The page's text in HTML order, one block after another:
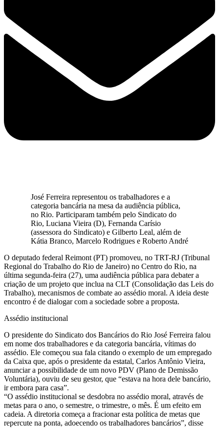
José Ferreira representou os trabalhadores e a
categoria bancária na mesa da audiência pública,
no Rio. Participaram também pelo Sindicato do
Rio, Luciana Vieira (D), Fernanda Carísio
(assessora do Sindicato) e Gilberto Leal, além de
Kátia Branco, Marcelo Rodrigues e Roberto André
O deputado federal Reimont (PT) promoveu, no TRT-RJ (Tribunal
Regional do Trabalho do Rio de Janeiro) no Centro do Rio, na
última segunda-feira (27), uma audiência pública para debater a
criação de um projeto que inclua na CLT (Consolidação das Leis do
Trabalho), mecanismos de combate ao assédio moral. A ideia deste
encontro é de dialogar com a sociedade sobre a proposta.
Assédio institucional
O presidente do Sindicato dos Bancários do Rio José Ferreira falou
em nome dos trabalhadores e da categoria bancária, vítimas do
assédio. Ele começou sua fala citando o exemplo de um empregado
da Caixa que, após o presidente da estatal, Carlos Antônio Vieira,
anunciar a possibilidade de um novo PDV (Plano de Demissão
Voluntária), ouviu de seu gestor, que “estava na hora dele bancário,
ir embora para casa”.
“O assédio institucional se desdobra no assédio moral, através de
metas para o ano, o semestre, o trimestre, o mês. É um efeito em
cadeia. A diretoria começa a fracionar esta política de metas que
repercute na ponta, adoecendo os trabalhadores bancários”, disse